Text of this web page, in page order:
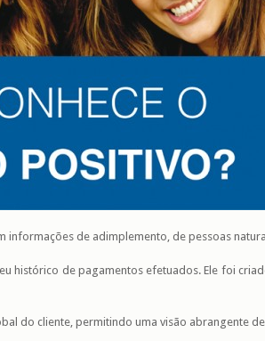
informações de adimplemento, de pessoas
histórico de pagamentos efetuados. Ele foi
do cliente, permitindo uma visão abrangente